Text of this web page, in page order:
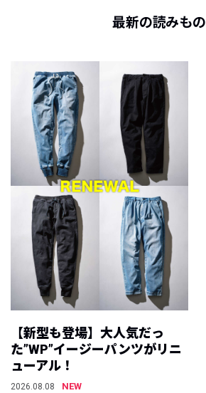
最新の読みもの
【新型も登場】大人気だっ
た”WP”イージーパンツがリニ
ューアル！
2026.08.08
NEW